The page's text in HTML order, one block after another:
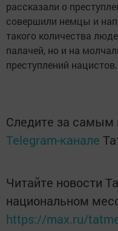
рассказали о
совершили немцы и
такого количества
палачей, но и на
преступлений нацистов.
Следите за
Telegram-канале
Читайте новости
национальном
https://max.ru/